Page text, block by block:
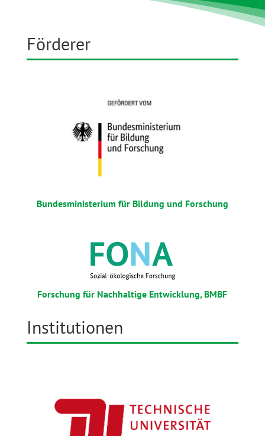
Förderer
Bundesministerium für Bildung und Forschung
Forschung für Nachhaltige Entwicklung, BMBF
Institutionen